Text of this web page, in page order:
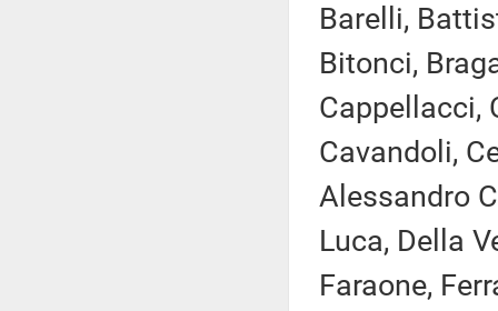
Barelli,
Bitonci,
Cappellacci,
Cavandoli,
Alessandro
Luca, Della
Faraone,